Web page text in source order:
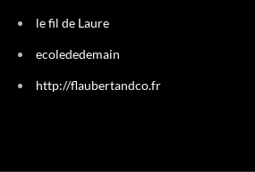
le fil de Laure
ecolededemain
http://flaubertandco.fr